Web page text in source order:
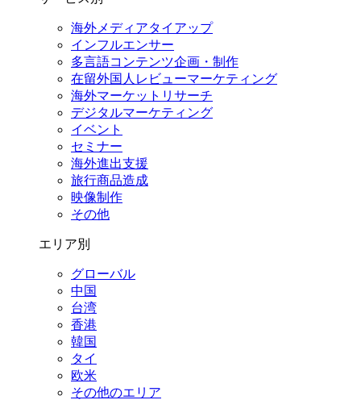
海外メディアタイアップ
インフルエンサー
多言語コンテンツ企画・制作
在留外国⼈レビューマーケティング
海外マーケットリサーチ
デジタルマーケティング
イベント
セミナー
海外進出支援
旅行商品造成
映像制作
その他
エリア別
グローバル
中国
台湾
香港
韓国
タイ
欧米
その他のエリア